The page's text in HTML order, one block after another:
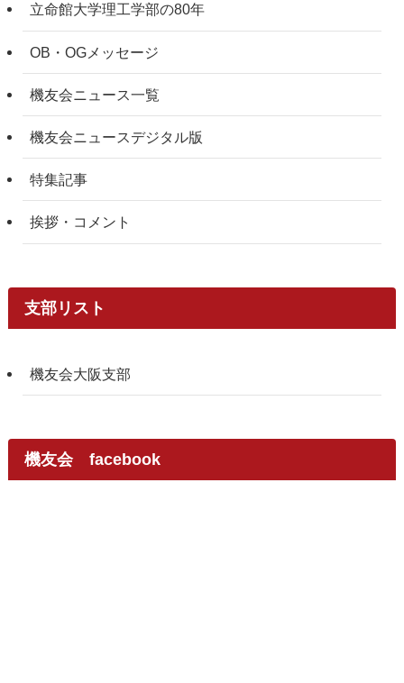
立命館大学理工学部の80年
OB・OGメッセージ
機友会ニュース一覧
機友会ニュースデジタル版
特集記事
挨拶・コメント
支部リスト
機友会大阪支部
機友会 facebook